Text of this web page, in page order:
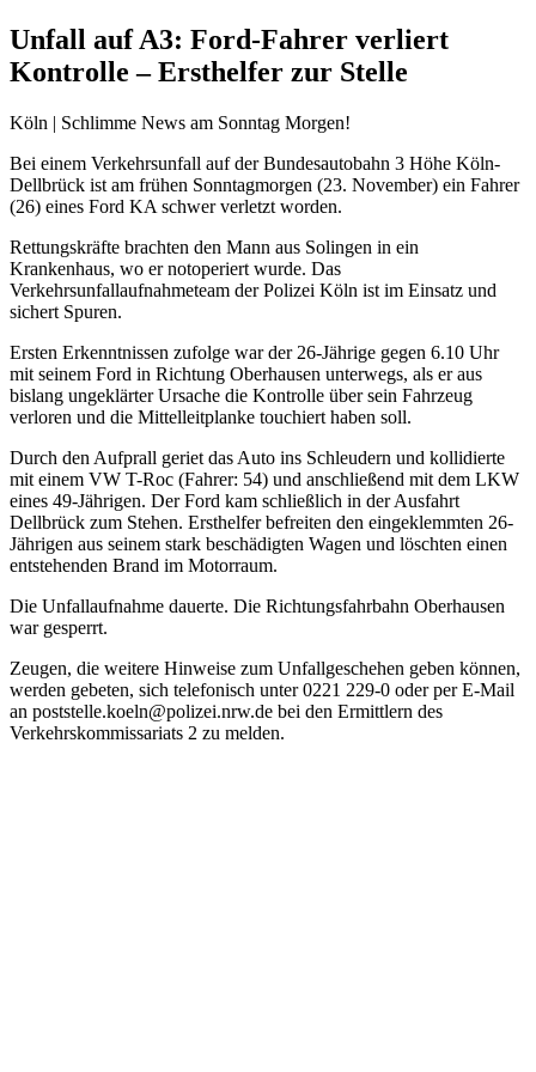
Unfall auf A3: Ford-Fahrer verliert
Kontrolle – Ersthelfer zur Stelle
Köln | Schlimme News am Sonntag Morgen!
Bei einem Verkehrsunfall auf der Bundesautobahn 3 Höhe Köln-
Dellbrück ist am frühen Sonntagmorgen (23. November) ein Fahrer
(26) eines Ford KA schwer verletzt worden.
Rettungskräfte brachten den Mann aus Solingen in ein
Krankenhaus, wo er notoperiert wurde. Das
Verkehrsunfallaufnahmeteam der Polizei Köln ist im Einsatz und
sichert Spuren.
Ersten Erkenntnissen zufolge war der 26-Jährige gegen 6.10 Uhr
mit seinem Ford in Richtung Oberhausen unterwegs, als er aus
bislang ungeklärter Ursache die Kontrolle über sein Fahrzeug
verloren und die Mittelleitplanke touchiert haben soll.
Durch den Aufprall geriet das Auto ins Schleudern und kollidierte
mit einem VW T-Roc (Fahrer: 54) und anschließend mit dem LKW
eines 49-Jährigen. Der Ford kam schließlich in der Ausfahrt
Dellbrück zum Stehen. Ersthelfer befreiten den eingeklemmten 26-
Jährigen aus seinem stark beschädigten Wagen und löschten einen
entstehenden Brand im Motorraum.
Die Unfallaufnahme dauerte. Die Richtungsfahrbahn Oberhausen
war gesperrt.
Zeugen, die weitere Hinweise zum Unfallgeschehen geben können,
werden gebeten, sich telefonisch unter 0221 229-0 oder per E-Mail
an poststelle.koeln@polizei.nrw.de bei den Ermittlern des
Verkehrskommissariats 2 zu melden.